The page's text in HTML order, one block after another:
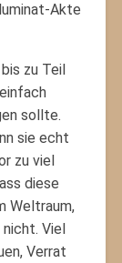
Akte
zu Teil
sollte.
sie echt
zu viel
diese
Weltraum,
Viel
Verrat